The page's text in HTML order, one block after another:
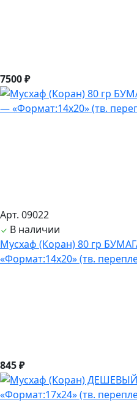
7500 ₽
Арт. 09022
В наличии
Мусхаф (Коран) 80 гр
«Формат:14х20» (тв.
845 ₽